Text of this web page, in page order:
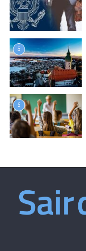
5
6